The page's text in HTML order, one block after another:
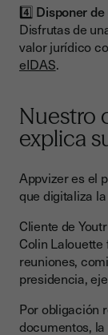
4️⃣ Disponer
Disfrutas de
valor jurídico
eIDAS.
Nuestro
explica
Appvizer es el
que digitaliza
Cliente de
Colin
reuniones,
presidencia,
Por obligación
documentos,